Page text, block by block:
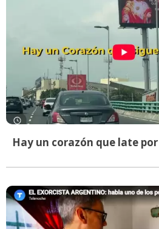
Hay un corazón que late